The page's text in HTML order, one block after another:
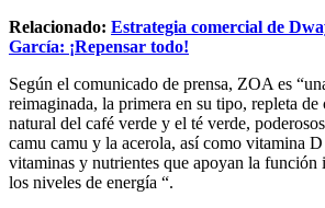
Relacionado: Estrategia comercial de
García: ¡Repensar todo!
Según el comunicado de prensa, ZOA es
reimaginada, la primera en su tipo, repleta
natural del café verde y el té verde,
camu camu y la acerola, así como vitamina
vitaminas y nutrientes que apoyan la función
los niveles de energía “.